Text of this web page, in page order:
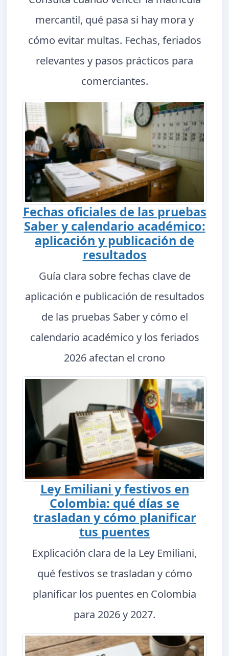
mercantil, qué pasa si hay mora y
cómo evitar multas. Fechas, feriados
relevantes y pasos prácticos para
comerciantes.
Fechas oficiales de las pruebas
Saber y calendario académico:
aplicación y publicación de
resultados
Guía clara sobre fechas clave de
aplicación e publicación de resultados
de las pruebas Saber y cómo el
calendario académico y los feriados
2026 afectan el crono
Ley Emiliani y festivos en
Colombia: qué días se
trasladan y cómo planificar
tus puentes
Explicación clara de la Ley Emiliani,
qué festivos se trasladan y cómo
planificar los puentes en Colombia
para 2026 y 2027.